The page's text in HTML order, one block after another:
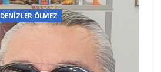
DENİZLER ÖLMEZ